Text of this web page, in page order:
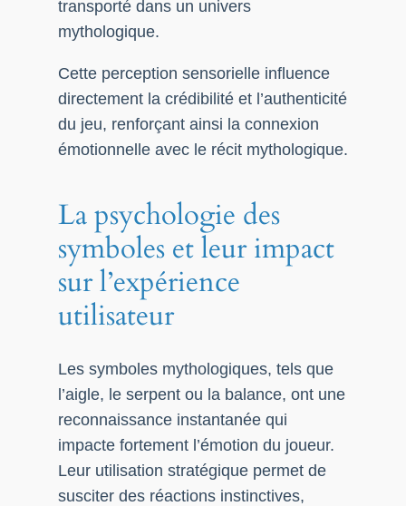
transporté dans un univers
mythologique.
Cette perception sensorielle influence
directement la crédibilité et l’authenticité
du jeu, renforçant ainsi la connexion
émotionnelle avec le récit mythologique.
La psychologie des
symboles et leur impact
sur l’expérience
utilisateur
Les symboles mythologiques, tels que
l’aigle, le serpent ou la balance, ont une
reconnaissance instantanée qui
impacte fortement l’émotion du joueur.
Leur utilisation stratégique permet de
susciter des réactions instinctives,